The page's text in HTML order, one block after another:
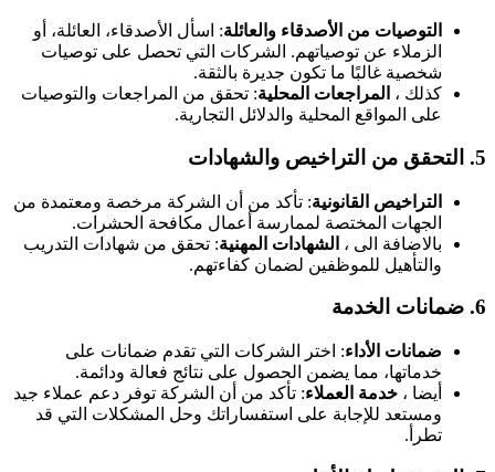
التوصيات من الأصدقاء والعائلة: اسأل الأصدقاء، العائلة، أو
الزملاء عن توصياتهم. الشركات التي تحصل على توصيات
شخصية غالبًا ما تكون جديرة بالثقة.
كذلك ، المراجعات المحلية: تحقق من المراجعات والتوصيات
على المواقع المحلية والدلائل التجارية.
5. التحقق من التراخيص والشهادات
التراخيص القانونية: تأكد من أن الشركة مرخصة ومعتمدة من
الجهات المختصة لممارسة أعمال مكافحة الحشرات.
بالاضافة الى ، الشهادات المهنية: تحقق من شهادات التدريب
والتأهيل للموظفين لضمان كفاءتهم.
6. ضمانات الخدمة
ضمانات الأداء: اختر الشركات التي تقدم ضمانات على
خدماتها، مما يضمن الحصول على نتائج فعالة ودائمة.
أيضا ، خدمة العملاء: تأكد من أن الشركة توفر دعم عملاء جيد
ومستعد للإجابة على استفساراتك وحل المشكلات التي قد
تطرأ.